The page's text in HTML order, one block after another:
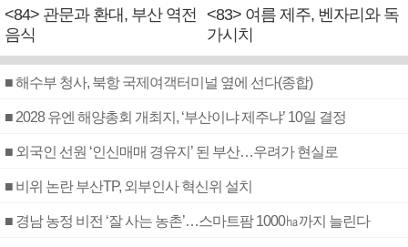
<84> 관문과 환대, 부산 역전
음식
<83> 여름 제주, 벤자리와 독
가시치
■ 해수부 청사, 북항 국제여객터미널 옆에 선다(종합)
■ 2028 유엔 해양총회 개최지, ‘부산이냐 제주냐’ 10일 결정
■ 외국인 선원 ‘인신매매 경유지’ 된 부산…우려가 현실로
■ 비위 논란 부산TP, 외부인사 혁신위 설치
■ 경남 농정 비전 ‘잘 사는 농촌’…스마트팜 1000㏊까지 늘린다